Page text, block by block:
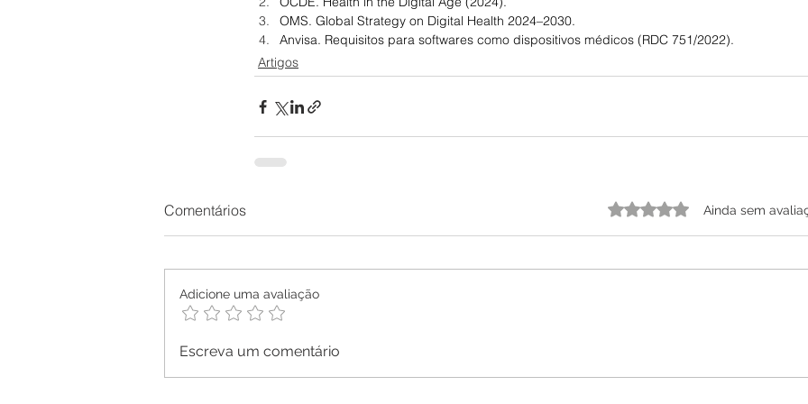
OMS. Global Strategy on Digital Health 2024–2030.
Anvisa. Requisitos para softwares como dispositivos médicos (RDC 751/2022).
Artigos
Comentários Avaliado com 0 de 5 estrelas.
Ainda sem
Adicione uma avaliação
Escreva um comentário